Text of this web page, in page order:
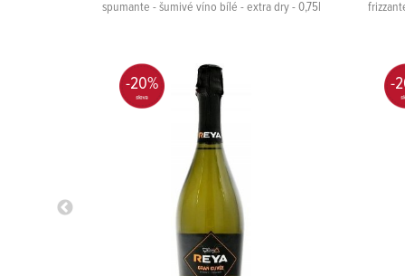
spumante - šumivé víno bílé - extra dry - 0,75l
-20% -